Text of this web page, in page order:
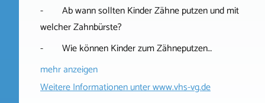
- Ab wann sollten Kinder Zähne putzen und mit
welcher Zahnbürste?
- Wie können Kinder zum Zähneputzen…
mehr anzeigen
Weitere Informationen unterwww.vhs-vg.de